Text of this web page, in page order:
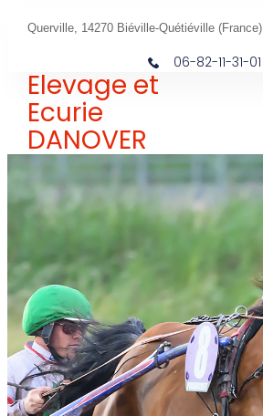
Querville, 14270 Biéville-Quétiéville (France)
06-82-11-31-01
Elevage et
Ecurie
DANOVER